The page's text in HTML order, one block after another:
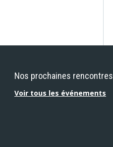
Nos prochaines rencontres
Voir tous les événements